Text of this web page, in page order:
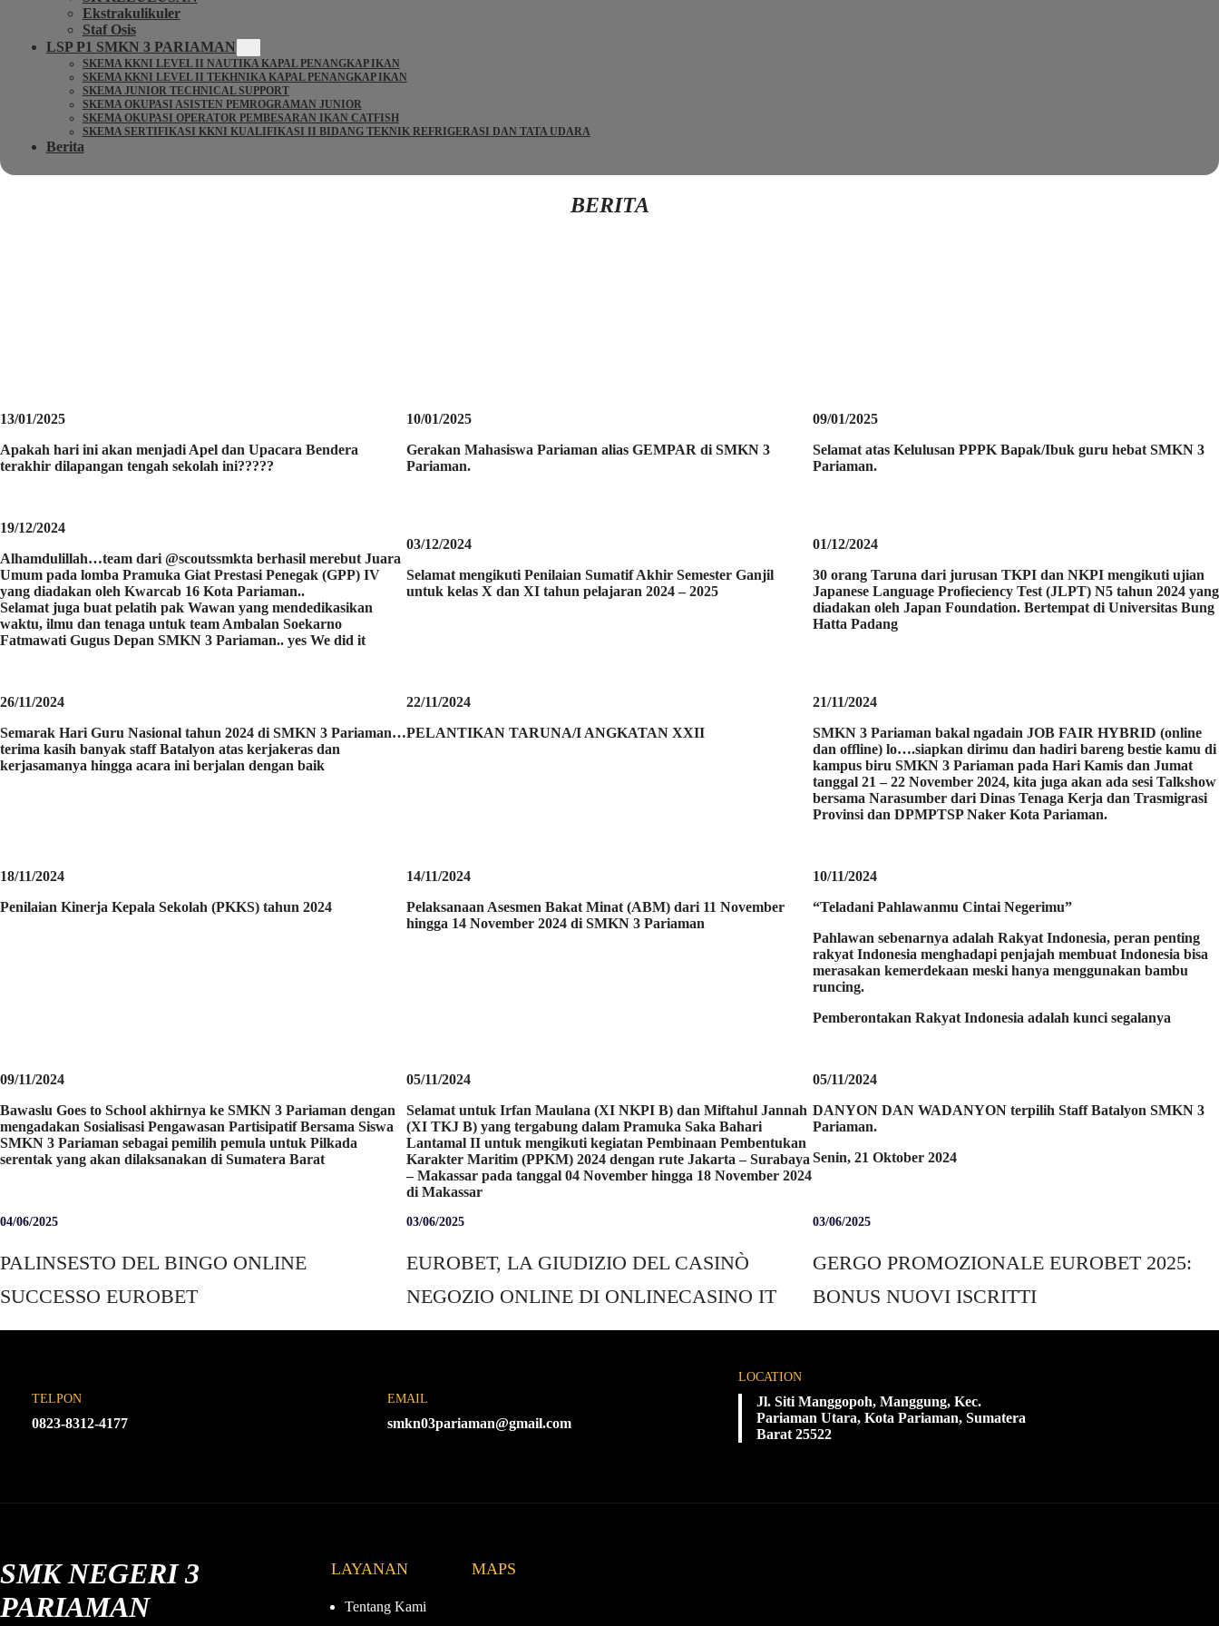
Ekstrakulikuler
Staf Osis
LSP P1 SMKN 3 PARIAMAN
SKEMA KKNI LEVEL II NAUTIKA KAPAL PENANGKAP IKAN
SKEMA KKNI LEVEL II TEKHNIKA KAPAL PENANGKAP IKAN
SKEMA JUNIOR TECHNICAL SUPPORT
SKEMA OKUPASI ASISTEN PEMROGRAMAN JUNIOR
SKEMA OKUPASI OPERATOR PEMBESARAN IKAN CATFISH
SKEMA SERTIFIKASI KKNI KUALIFIKASI II BIDANG TEKNIK REFRIGERASI DAN TATA UDARA
Berita
BERITA
13/01/2025
Apakah hari ini akan menjadi Apel dan Upacara Bendera
terakhir dilapangan tengah sekolah ini?????
19/12/2024
Alhamdulillah…team dari @scoutssmkta berhasil merebut Juara
Umum pada lomba Pramuka Giat Prestasi Penegak (GPP) IV
yang diadakan oleh Kwarcab 16 Kota Pariaman..
Selamat juga buat pelatih pak Wawan yang mendedikasikan
waktu, ilmu dan tenaga untuk team Ambalan Soekarno
Fatmawati Gugus Depan SMKN 3 Pariaman.. yes We did it
10/01/2025
Gerakan Mahasiswa Pariaman alias GEMPAR di SMKN 3
Pariaman.
03/12/2024
Selamat mengikuti Penilaian Sumatif Akhir Semester Ganjil
untuk kelas X dan XI tahun pelajaran 2024 – 2025
09/01/2025
Selamat atas Kelulusan PPPK Bapak/Ibuk guru hebat SMKN 3
Pariaman.
01/12/2024
30 orang Taruna dari jurusan TKPI dan NKPI mengikuti ujian
Japanese Language Profieciency Test (JLPT) N5 tahun 2024 yang
diadakan oleh Japan Foundation. Bertempat di Universitas Bung
Hatta Padang
26/11/2024
Semarak Hari Guru Nasional tahun 2024 di SMKN 3 Pariaman…
terima kasih banyak staff Batalyon atas kerjakeras dan
kerjasamanya hingga acara ini berjalan dengan baik
22/11/2024
PELANTIKAN TARUNA/I ANGKATAN XXII
21/11/2024
SMKN 3 Pariaman bakal ngadain JOB FAIR HYBRID (online
dan offline) lo….siapkan dirimu dan hadiri bareng bestie kamu di
kampus biru SMKN 3 Pariaman pada Hari Kamis dan Jumat
tanggal 21 – 22 November 2024, kita juga akan ada sesi Talkshow
bersama Narasumber dari Dinas Tenaga Kerja dan Trasmigrasi
Provinsi dan DPMPTSP Naker Kota Pariaman.
18/11/2024
Penilaian Kinerja Kepala Sekolah (PKKS) tahun 2024
14/11/2024
Pelaksanaan Asesmen Bakat Minat (ABM) dari 11 November
hingga 14 November 2024 di SMKN 3 Pariaman
10/11/2024
“Teladani Pahlawanmu Cintai Negerimu”
Pahlawan sebenarnya adalah Rakyat Indonesia, peran penting
rakyat Indonesia menghadapi penjajah membuat Indonesia bisa
merasakan kemerdekaan meski hanya menggunakan bambu
runcing.
Pemberontakan Rakyat Indonesia adalah kunci segalanya
09/11/2024
Bawaslu Goes to School akhirnya ke SMKN 3 Pariaman dengan
mengadakan Sosialisasi Pengawasan Partisipatif Bersama Siswa
SMKN 3 Pariaman sebagai pemilih pemula untuk Pilkada
serentak yang akan dilaksanakan di Sumatera Barat
05/11/2024
Selamat untuk Irfan Maulana (XI NKPI B) dan Miftahul Jannah
(XI TKJ B) yang tergabung dalam Pramuka Saka Bahari
Lantamal II untuk mengikuti kegiatan Pembinaan Pembentukan
Karakter Maritim (PPKM) 2024 dengan rute Jakarta – Surabaya
– Makassar pada tanggal 04 November hingga 18 November 2024
di Makassar
05/11/2024
DANYON DAN WADANYON terpilih Staff Batalyon SMKN 3
Pariaman.
Senin, 21 Oktober 2024
04/06/2025
PALINSESTO DEL BINGO ONLINE
SUCCESSO EUROBET
03/06/2025
EUROBET, LA GIUDIZIO DEL CASINÒ
NEGOZIO ONLINE DI ONLINECASINO IT
03/06/2025
GERGO PROMOZIONALE EUROBET 2025:
BONUS NUOVI ISCRITTI
TELPON
0823-8312-4177
EMAIL
smkn03pariaman@gmail.com
LOCATION
Jl. Siti Manggopoh, Manggung, Kec.
Pariaman Utara, Kota Pariaman, Sumatera
Barat 25522
SMK NEGERI 3
PARIAMAN
LAYANAN
Tentang Kami
MAPS